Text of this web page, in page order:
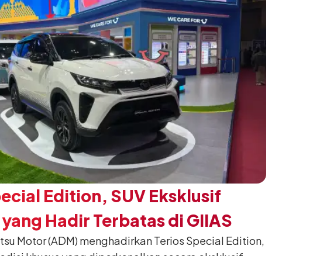
Edition, SUV Eksklusif
Hadir Terbatas di GIIAS
Motor (ADM) menghadirkan Terios Special Edition,